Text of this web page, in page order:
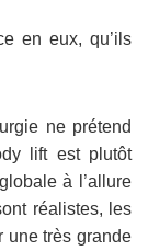
en eux, qu’ils
ne prétend
lift est plutôt
à l’allure
réalistes, les
une très grande